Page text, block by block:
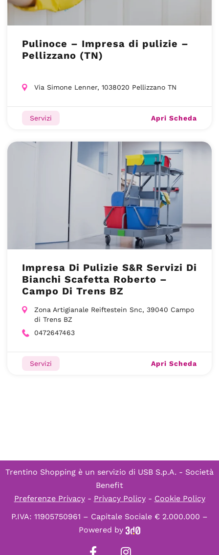
Pulinoce – Impresa di pulizie –
Pellizzano (TN)
Via Simone Lenner, 1038020 Pellizzano TN
Servizi Apri Scheda
Impresa Di Pulizie S&R Servizi Di
Bianchi Scafetta Roberto –
Campo Di Trens BZ
Zona Artigianale Reiftestein Snc, 39040 Campo
di Trens BZ
0472647463
Servizi Apri Scheda
Trentino Shopping è un servizio di USB S.p.A. - Società
Benefit
Preferenze Privacy- Privacy Policy- Cookie Policy
P.IVA: 11905750961 – Capitale Sociale € 2.000.000 –
Powered by